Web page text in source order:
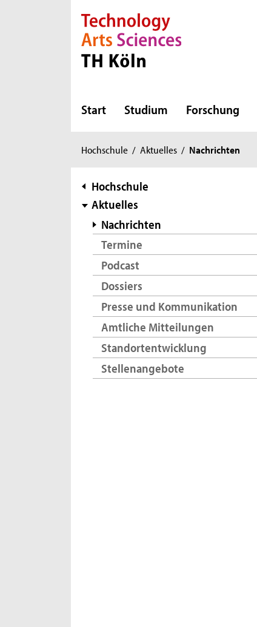
Direkt zur Hauptnavigation
Direkt zur Subnavigation
Direkt zum Inhalt
Direkt zum Fußbereich
Start Studium Forschung
Sie
hier:
Hochschule / Aktuelles / Nachrichten
Subnavigation
Hochschule
Aktuelles
Nachrichten
Termine
Podcast
Dossiers
Presse und Kommunikation
Amtliche Mitteilungen
Standortentwicklung
Stellenangebote